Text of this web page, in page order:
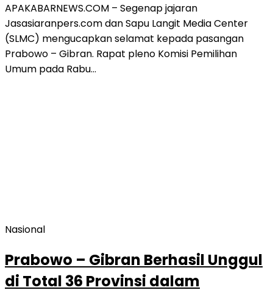
APAKABARNEWS.COM – Segenap jajaran
Jasasiaranpers.com dan Sapu Langit Media Center
(SLMC) mengucapkan selamat kepada pasangan
Prabowo – Gibran. Rapat pleno Komisi Pemilihan
Umum pada Rabu…
Nasional
Prabowo – Gibran Berhasil Unggul
di Total 36 Provinsi dalam